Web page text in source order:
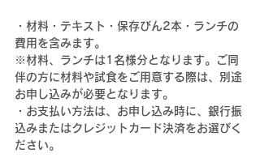
・材料・テキスト・保存びん2本・ランチの
費用を含みます。
※材料、ランチは1名様分となります。ご同
伴の方に材料や試食をご用意する際は、別途
お申し込みが必要となります。
・お支払い方法は、お申し込み時に、銀行振
込みまたはクレジットカード決済をお選びく
ださい。